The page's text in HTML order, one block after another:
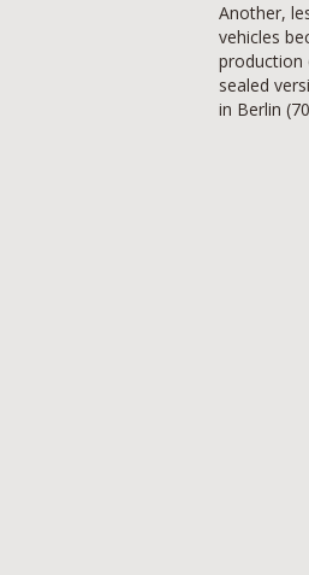
Another,
vehicles
production
sealed
in Berlin